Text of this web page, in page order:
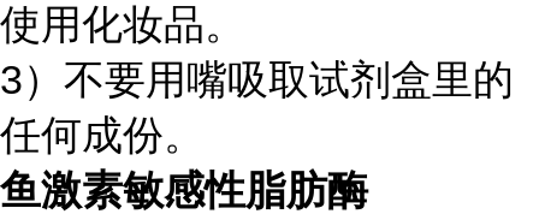
使用化妆品。
3）不要用嘴吸取试剂盒里的
任何成份。
鱼激素敏感性脂肪酶